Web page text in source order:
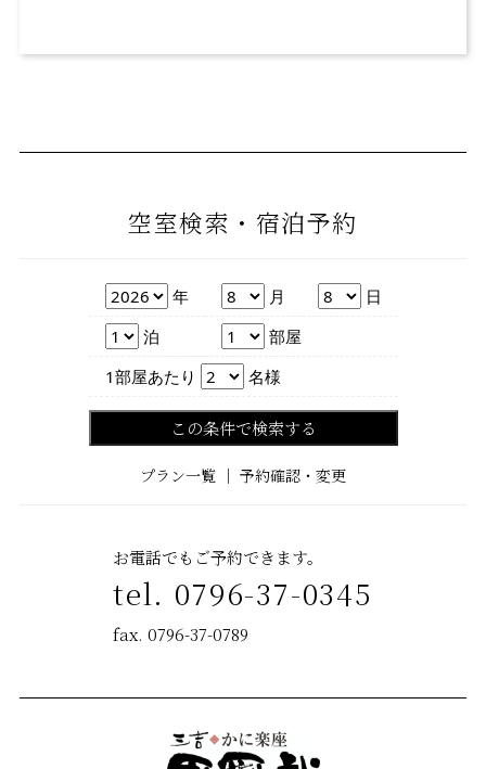
空室検索・宿泊予約
年 年 月 月 日
日
泊数 泊 部屋数 部屋
1部屋あたり
人数 名様
この条件で検索する
プラン一覧 ｜ 予約確認・変更
お電話でもご予約できます。
tel. 0796-37-0345
fax. 0796-37-0789